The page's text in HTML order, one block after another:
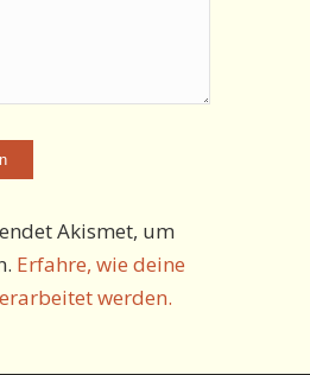
Akismet, um
Erfahre, wie deine
werden.